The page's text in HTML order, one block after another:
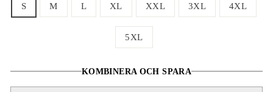
S M L XL XXL 3XL 4XL
5XL
KOMBINERA OCH SPARA